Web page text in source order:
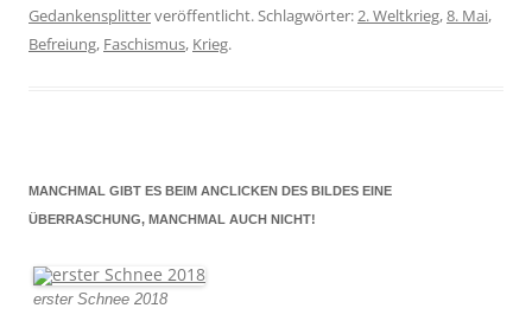
Gedankensplitterveröffentlicht. Schlagwörter:2. Weltkrieg,8. Mai,
Befreiung, Faschismus, Krieg.
MANCHMAL GIBT ES BEIM ANCLICKEN DES BILDES EINE
ÜBERRASCHUNG, MANCHMAL AUCH NICHT!
erster Schnee 2018